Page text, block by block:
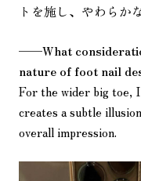
トを施し、やわらか
——What
nature of foot nail
For the wider big toe,
creates a subtle
overall impression.